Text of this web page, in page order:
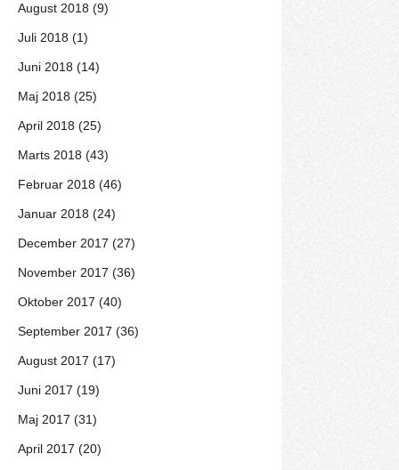
August 2018 (9)
Juli 2018 (1)
Juni 2018 (14)
Maj 2018 (25)
April 2018 (25)
Marts 2018 (43)
Februar 2018 (46)
Januar 2018 (24)
December 2017 (27)
November 2017 (36)
Oktober 2017 (40)
September 2017 (36)
August 2017 (17)
Juni 2017 (19)
Maj 2017 (31)
April 2017 (20)